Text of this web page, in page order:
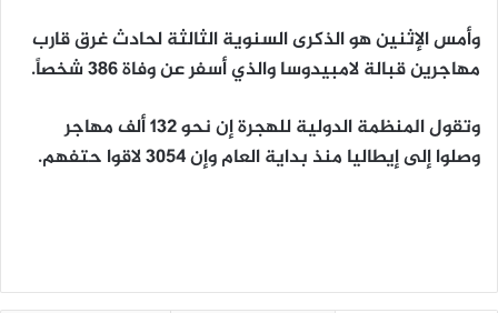
وأمس الإثنين هو الذكرى السنوية الثالثة لحادث غرق قارب
مهاجرين قبالة لامبيدوسا والذي أسفر عن وفاة 386 شخصاً.
وتقول المنظمة الدولية للهجرة إن نحو 132 ألف مهاجر
وصلوا إلى إيطاليا منذ بداية العام وإن 3054 لاقوا حتفهم.